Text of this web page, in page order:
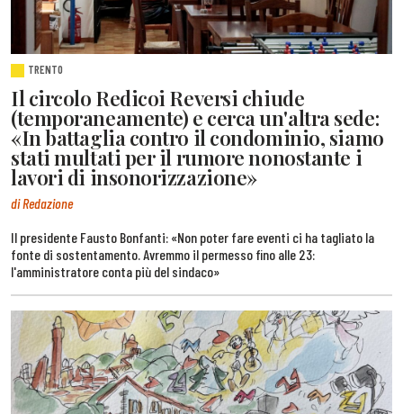
TRENTO
Il circolo Redicoi Reversi chiude
(temporaneamente) e cerca un'altra sede:
«In battaglia contro il condominio, siamo
stati multati per il rumore nonostante i
lavori di insonorizzazione»
di Redazione
Il presidente Fausto Bonfanti: «Non poter fare eventi ci ha tagliato la
fonte di sostentamento. Avremmo il permesso fino alle 23:
l'amministratore conta più del sindaco»